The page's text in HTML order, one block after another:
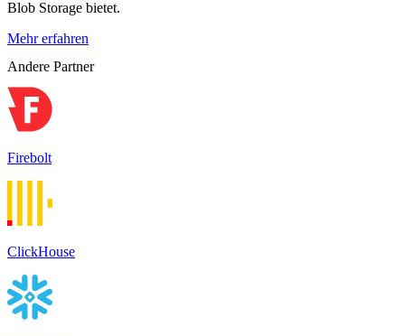
Blob Storage bietet.
Mehr erfahren
Andere Partner
Firebolt
ClickHouse